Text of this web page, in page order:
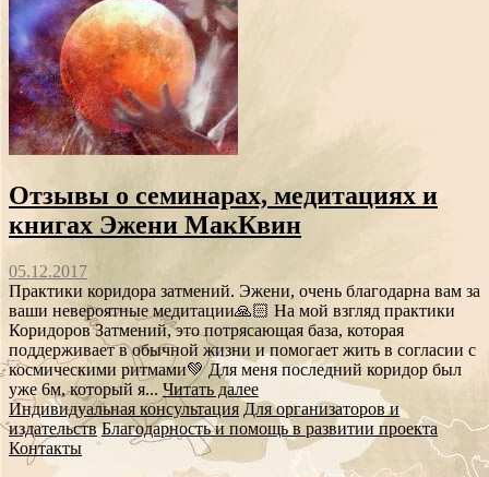
Отзывы о семинарах, медитациях и
книгах Эжени МакКвин
05.12.2017
Практики коридора затмений. Эжени, очень благодарна вам за
ваши невероятные медитации🙏🏻 На мой взгляд практики
Коридоров Затмений, это потрясающая база, которая
поддерживает в обычной жизни и помогает жить в согласии с
космическими ритмами💚 Для меня последний коридор был
уже 6м, который я... Читать далее
Индивидуальная консультация Для организаторов и
издательств Благодарность и помощь в развитии проекта
Контакты